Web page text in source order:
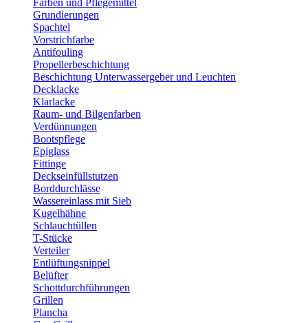
Farben und Pflegemittel
Grundierungen
Spachtel
Vorstrichfarbe
Antifouling
Propellerbeschichtung
Beschichtung Unterwassergeber und Leuchten
Decklacke
Klarlacke
Raum- und Bilgenfarben
Verdünnungen
Bootspflege
Epiglass
Fittinge
Deckseinfüllstutzen
Borddurchlässe
Wassereinlass mit Sieb
Kugelhähne
Schlauchtüllen
T-Stücke
Verteiler
Entlüftungsnippel
Belüfter
Schottdurchführungen
Grillen
Plancha